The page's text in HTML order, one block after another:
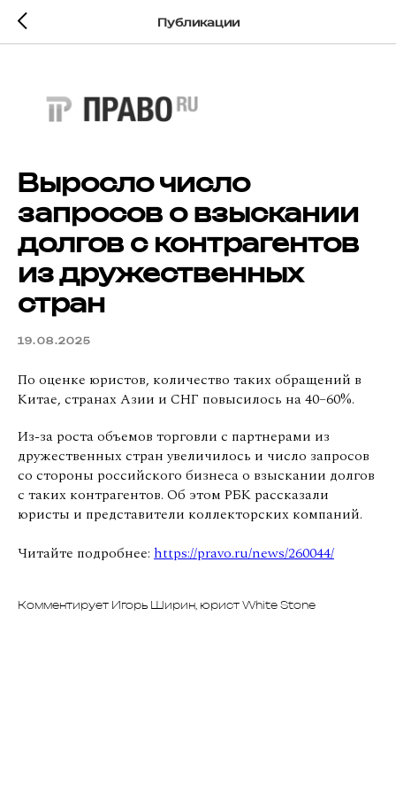
Публикации
Выросло число
запросов о взыскании
долгов с контрагентов
из дружественных
стран
19.08.2025
По оценке юристов, количество таких обращений в
Китае, странах Азии и СНГ повысилось на 40–60%.
Из-за роста объемов торговли с партнерами из
дружественных стран увеличилось и число запросов
со стороны российского бизнеса о взыскании долгов
с таких контрагентов. Об этом РБК рассказали
юристы и представители коллекторских компаний.
Читайте подробнее: https://pravo.ru/news/260044/
Комментирует Игорь Ширин, юрист White Stone